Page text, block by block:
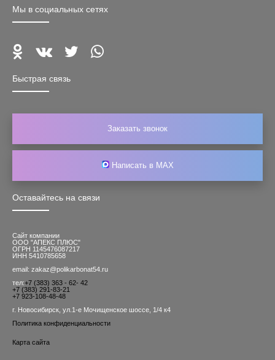
Оставайтесь на связи
Сайт компании
ООО "АПЕКС ПЛЮС"
ОГРН 1145476087217
ИНН 5410785658
email: zakaz@polikarbonat54.ru
тел:+7 (383) 363 - 62- 42
+7 (383) 291-83-21
+7 923-108-48-48
г. Новосибирск, ул.1-е Мочищенское шоссе, 1/4 к4
Политика конфиденциальности
Карта сайта
Мы в социальных сетях
Быстрая связь
Заказать звонок
Написать в MAX